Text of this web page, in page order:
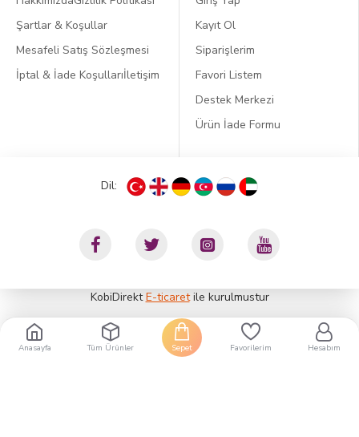
Şartlar & Koşullar
Mesafeli Satış Sözleşmesi
İptal & İade Koşullarıİletişim
Kayıt Ol
Siparişlerim
Favori Listem
Destek Merkezi
Ürün İade Formu
Dil:
KobiDirektE-ticaretile kurulmustur
Anasayfa Tüm Ürünler Sepet Favorilerim Hesabım